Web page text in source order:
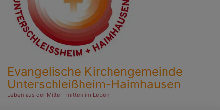
Evangelische Kirchengemeinde
Unterschleißheim-Haimhausen
Leben aus der Mitte – mitten im Leben